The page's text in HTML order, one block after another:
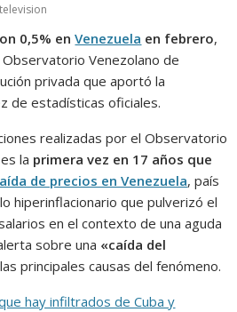
0,5% enVenezuela en febrero,
Venezolano de
privada que aportó la
de estadísticas oficiales.
realizadas por el Observatorio
la primera vez en 17 años que
de precios en Venezuela, país
hiperinflacionario que pulverizó el
en el contexto de una aguda
sobre una «caída del
principales causas del fenómeno.
hay infiltrados de Cuba y